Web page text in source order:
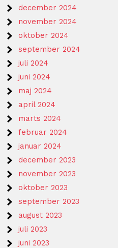
december 2024
november 2024
oktober 2024
september 2024
juli 2024
juni 2024
maj 2024
april 2024
marts 2024
februar 2024
januar 2024
december 2023
november 2023
oktober 2023
september 2023
august 2023
juli 2023
juni 2023